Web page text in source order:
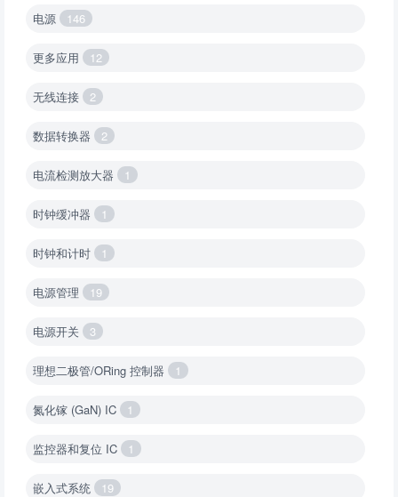
电源 146
更多应用 12
无线连接 2
数据转换器 2
电流检测放大器 1
时钟缓冲器 1
时钟和计时 1
电源管理 19
电源开关 3
理想二极管/ORing 控制器 1
氮化镓 (GaN) IC 1
监控器和复位 IC 1
嵌入式系统 19